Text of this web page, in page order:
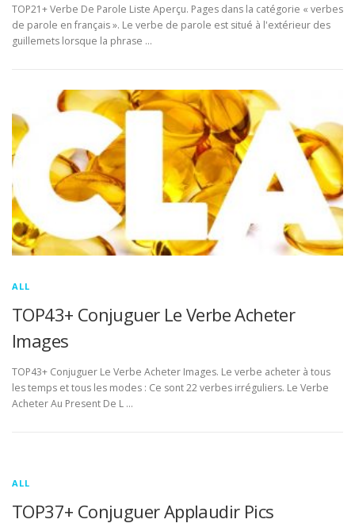
TOP21+ Verbe De Parole Liste Aperçu. Pages dans la catégorie « verbes
de parole en français ». Le verbe de parole est situé à l'extérieur des
guillemets lorsque la phrase …
ALL
TOP43+ Conjuguer Le Verbe Acheter
Images
TOP43+ Conjuguer Le Verbe Acheter Images. Le verbe acheter à tous
les temps et tous les modes : Ce sont 22 verbes irréguliers. Le Verbe
Acheter Au Present De L …
ALL
TOP37+ Conjuguer Applaudir Pics